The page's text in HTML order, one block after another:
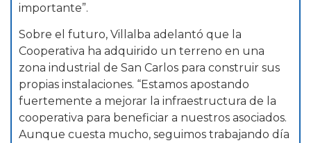
importante”.
Sobre el futuro, Villalba adelantó que la
Cooperativa ha adquirido un terreno en una
zona industrial de San Carlos para construir sus
propias instalaciones. “Estamos apostando
fuertemente a mejorar la infraestructura de la
cooperativa para beneficiar a nuestros asociados.
Aunque cuesta mucho, seguimos trabajando día